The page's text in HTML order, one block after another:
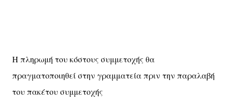
Η πληρωμή του κόστους συμμετοχής θα
πραγματοποιηθεί στην γραμματεία πριν την παραλαβή
του πακέτου συμμετοχής